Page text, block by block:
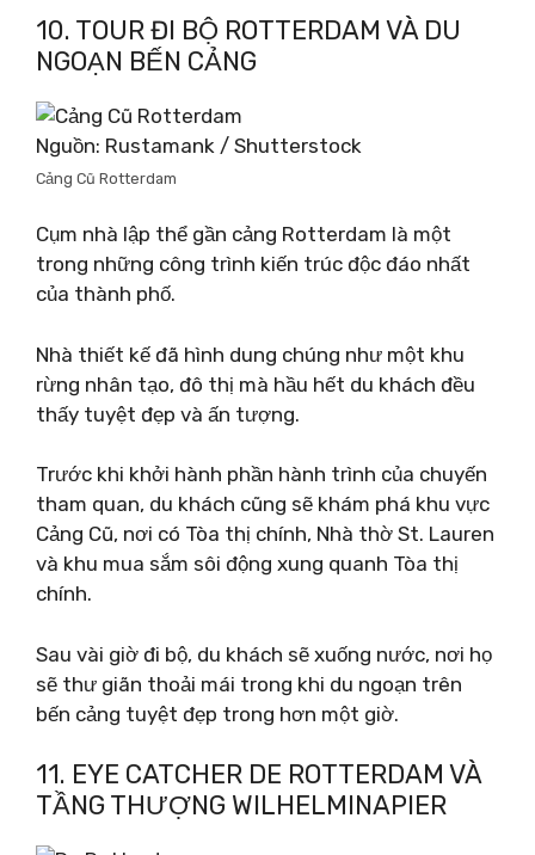
10. TOUR ĐI BỘ ROTTERDAM VÀ DU
NGOẠN BẾN CẢNG
Nguồn: Rustamank / Shutterstock
Cảng Cũ Rotterdam
Cụm nhà lập thể gần cảng Rotterdam là một
trong những công trình kiến ​​trúc độc đáo nhất
của thành phố.
Nhà thiết kế đã hình dung chúng như một khu
rừng nhân tạo, đô thị mà hầu hết du khách đều
thấy tuyệt đẹp và ấn tượng.
Trước khi khởi hành phần hành trình của chuyến
tham quan, du khách cũng sẽ khám phá khu vực
Cảng Cũ, nơi có Tòa thị chính, Nhà thờ St. Lauren
và khu mua sắm sôi động xung quanh Tòa thị
chính.
Sau vài giờ đi bộ, du khách sẽ xuống nước, nơi họ
sẽ thư giãn thoải mái trong khi du ngoạn trên
bến cảng tuyệt đẹp trong hơn một giờ.
11. EYE CATCHER DE ROTTERDAM VÀ
TẦNG THƯỢNG WILHELMINAPIER